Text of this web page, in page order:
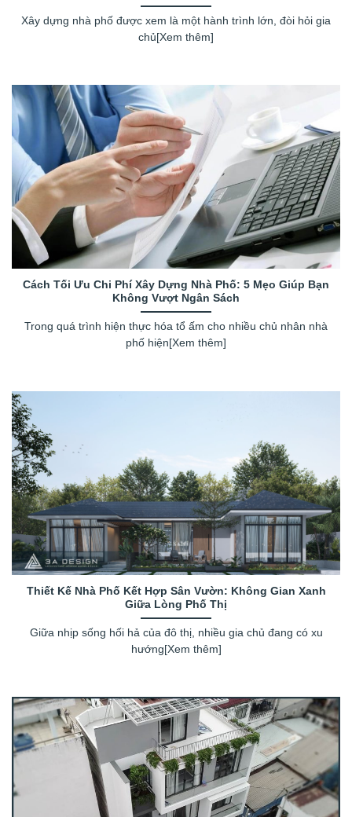
Xây dựng nhà phố được xem là một hành trình lớn, đòi hỏi gia
chủ[Xem thêm]
Cách Tối Ưu Chi Phí Xây Dựng Nhà Phố: 5 Mẹo Giúp Bạn
Không Vượt Ngân Sách
Trong quá trình hiện thực hóa tổ ấm cho nhiều chủ nhân nhà
phố hiện[Xem thêm]
Thiết Kế Nhà Phố Kết Hợp Sân Vườn: Không Gian Xanh
Giữa Lòng Phố Thị
Giữa nhịp sống hối hả của đô thị, nhiều gia chủ đang có xu
hướng[Xem thêm]